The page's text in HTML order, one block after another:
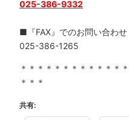
025-386-9332
■『FAX』でのお問い合わせ
025-386-1265
＊＊＊＊＊＊＊＊＊＊＊＊
＊＊＊
共有: